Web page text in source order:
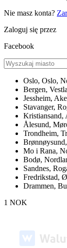
Nie masz konta?
Zaloguj się przez
Facebook
Oslo, Oslo,
Bergen,
Jessheim,
Stavanger,
Kristiansand,
Ålesund,
Trondheim,
Brønnøysund,
Mo i Rana,
Bodø,
Sandnes,
Fredrikstad,
Drammen,
1 NOK